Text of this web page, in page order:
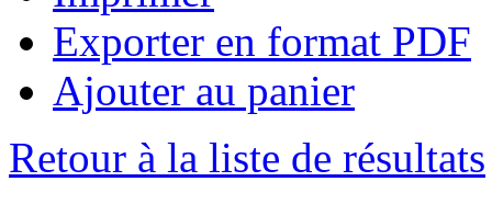
Exporter en format PDF
Ajouter au panier
Retour à la liste de résultats